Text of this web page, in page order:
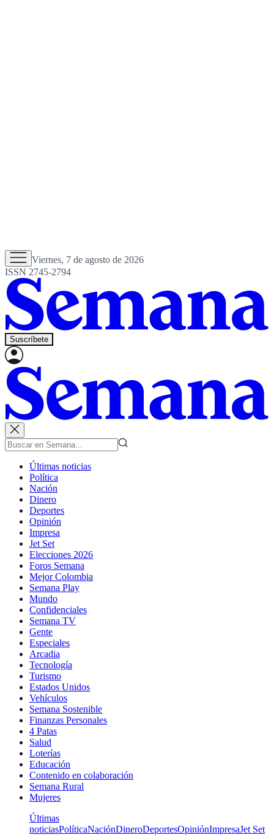
Viernes, 7 de agosto de 2026
ISSN 2745-2794
Suscríbete
Últimas noticias
Política
Nación
Dinero
Deportes
Opinión
Impresa
Jet Set
Elecciones 2026
Foros Semana
Mejor Colombia
Semana Play
Mundo
Confidenciales
Semana TV
Gente
Especiales
Arcadia
Tecnología
Turismo
Estados Unidos
Vehículos
Semana Sostenible
Finanzas Personales
4 Patas
Salud
Loterías
Educación
Contenido en colaboración
Semana Rural
Mujeres
Últimas
noticiasPolíticaNaciónDineroDeportesOpiniónImpresaJet Set